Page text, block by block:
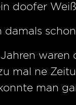
doofer
damals
mal ne
man